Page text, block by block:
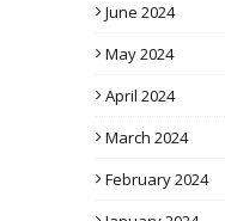
June 2024
May 2024
April 2024
March 2024
February 2024